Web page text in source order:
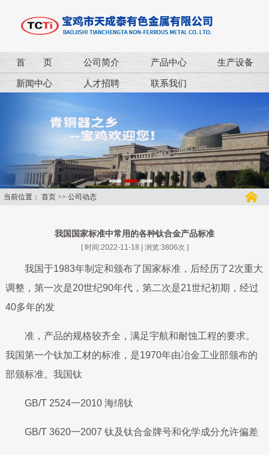
首 页 公司简介 产品中心 生产设备
新闻中心 人才招聘 联系我们
当前位置： 首页 >> 公司动态
我国国家标准中常用的各种钛合金产品标准
[ 时间:2022-11-18 | 浏览:3806次 ]
我国于1983年制定和颁布了国家标准，后经历了2次重大
调整，第一次是20世纪90年代，第二次是21世纪初期，经过
40多年的发
准，产品的规格较齐全，满足宇航和耐蚀工程的要求。
我国第一个钛加工材的标准，是1970年由冶金工业部颁布的
部颁标准。我国钛
GB/T 2524一2010 海绵钛
GB/T 3620一2007 钛及钛合金牌号和化学成分允许偏差